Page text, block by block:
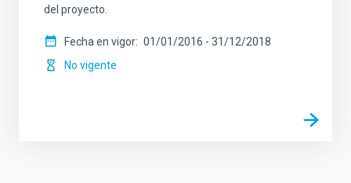
del proyecto.
Fecha en vigor 01/01/2016 - 31/12/2018
No vigente